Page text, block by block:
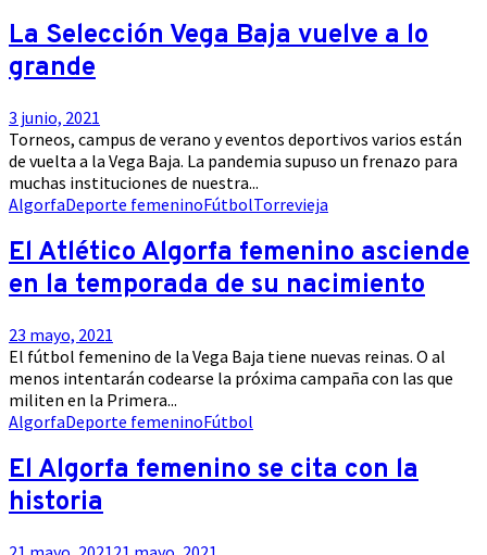
La Selección Vega Baja vuelve a lo
grande
3 junio, 2021
Torneos, campus de verano y eventos deportivos varios están
de vuelta a la Vega Baja. La pandemia supuso un frenazo para
muchas instituciones de nuestra...
AlgorfaDeporte femeninoFútbolTorrevieja
El Atlético Algorfa femenino asciende
en la temporada de su nacimiento
23 mayo, 2021
El fútbol femenino de la Vega Baja tiene nuevas reinas. O al
menos intentarán codearse la próxima campaña con las que
militen en la Primera...
AlgorfaDeporte femeninoFútbol
El Algorfa femenino se cita con la
historia